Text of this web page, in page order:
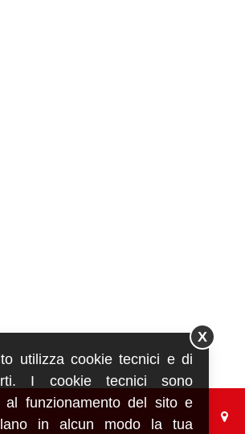
utilizza cookie tecnici e di
I cookie tecnici sono
al funzionamento del sito e
in alcun modo la tua
X